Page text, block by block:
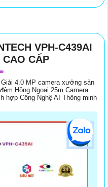
VPH-C439AI
CẤP
4.0 MP camera xưởng sản
Hồng Ngoại 25m Camera
hợp Công Nghệ AI Thông minh